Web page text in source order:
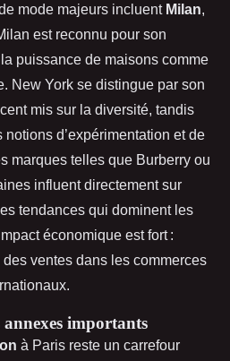
mode majeurs incluent Milan,
est reconnu pour son
puissance de maisons comme
New York se distingue par son
mis sur la diversité, tandis
d’expérimentation et de
marques telles que Burberry ou
influent directement sur
tendances qui dominent les
économique est fort :
ventes dans les commerces
annexes importants
à Paris reste un carrefour